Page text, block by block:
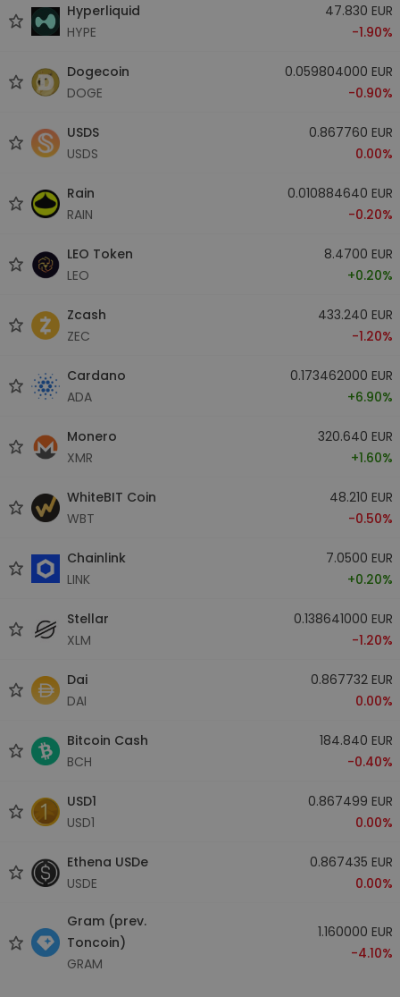
Hyperliquid
HYPE
47.830 EUR
-1.90%
Dogecoin
DOGE
0.059804000 EUR
-0.90%
USDS
USDS
0.867760 EUR
0.00%
Rain
RAIN
0.010884640 EUR
-0.20%
LEO Token
LEO
8.4700 EUR
+0.20%
Zcash
ZEC
433.240 EUR
-1.20%
Cardano
ADA
0.173462000 EUR
+6.90%
Monero
XMR
320.640 EUR
+1.60%
WhiteBIT Coin
WBT
48.210 EUR
-0.50%
Chainlink
LINK
7.0500 EUR
+0.20%
Stellar
XLM
0.138641000 EUR
-1.20%
Dai
DAI
0.867732 EUR
0.00%
Bitcoin Cash
BCH
184.840 EUR
-0.40%
USD1
USD1
0.867499 EUR
0.00%
Ethena USDe
USDE
0.867435 EUR
0.00%
Gram (prev.
Toncoin)
GRAM
1.160000 EUR
-4.10%